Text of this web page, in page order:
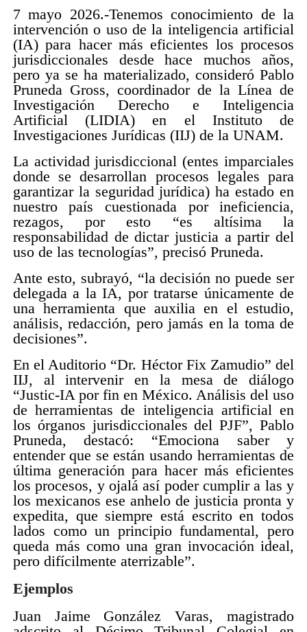
7 mayo 2026.-Tenemos conocimiento de la
intervención o uso de la inteligencia artificial
(IA) para hacer más eficientes los procesos
jurisdiccionales desde hace muchos años,
pero ya se ha materializado, consideró Pablo
Pruneda Gross, coordinador de la Línea de
Investigación Derecho e Inteligencia
Artificial (LIDIA) en el Instituto de
Investigaciones Jurídicas (IIJ) de la UNAM.
La actividad jurisdiccional (entes imparciales
donde se desarrollan procesos legales para
garantizar la seguridad jurídica) ha estado en
nuestro país cuestionada por ineficiencia,
rezagos, por esto “es altísima la
responsabilidad de dictar justicia a partir del
uso de las tecnologías”, precisó Pruneda.
Ante esto, subrayó, “la decisión no puede ser
delegada a la IA, por tratarse únicamente de
una herramienta que auxilia en el estudio,
análisis, redacción, pero jamás en la toma de
decisiones”.
En el Auditorio “Dr. Héctor Fix Zamudio” del
IIJ, al intervenir en la mesa de diálogo
“Justic-IA por fin en México. Análisis del uso
de herramientas de inteligencia artificial en
los órganos jurisdiccionales del PJF”, Pablo
Pruneda, destacó: “Emociona saber y
entender que se están usando herramientas de
última generación para hacer más eficientes
los procesos, y ojalá así poder cumplir a las y
los mexicanos ese anhelo de justicia pronta y
expedita, que siempre está escrito en todos
lados como un principio fundamental, pero
queda más como una gran invocación ideal,
pero difícilmente aterrizable”.
Ejemplos
Juan Jaime González Varas, magistrado